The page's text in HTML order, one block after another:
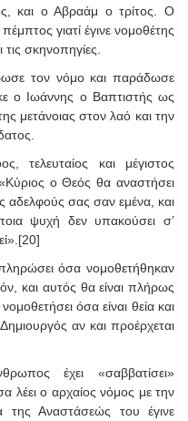
και ο Αβραάμ ο τρίτος. Ο
γιατί έγινε νομοθέτης
τις σκηνοπηγίες.
τον νόμο και παράδωσε
ο Ιωάννης ο Βαπτιστής ως
μετάνοιας στον λαό και την
τελευταίος και μέγιστος
ο Θεός θα αναστήσει
σας σαν εμένα, και
ψυχή δεν υπακούσει σ’
όσα νομοθετήθηκαν
και αυτός θα είναι πλήρως
όσα είναι θεία και
αν και προέρχεται
έχει «σαββατίσει»
λέει ο αρχαίος νόμος με την
Αναστάσεώς του έγινε